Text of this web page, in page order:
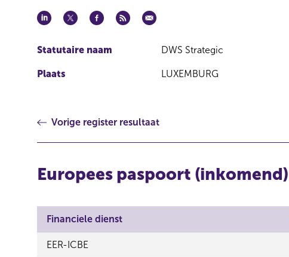
Statutaire naam DWS Strategic
Plaats LUXEMBURG
Vorige register resultaat
Europees paspoort (inkomend)
Financiele dienst
EER-ICBE